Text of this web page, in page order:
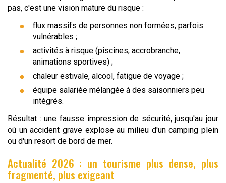
pas, c'est une vision mature du risque :
flux massifs de personnes non formées, parfois
vulnérables ;
activités à risque (piscines, accrobranche,
animations sportives) ;
chaleur estivale, alcool, fatigue de voyage ;
équipe salariée mélangée à des saisonniers peu
intégrés.
Résultat : une fausse impression de sécurité, jusqu'au jour
où un accident grave explose au milieu d'un camping plein
ou d'un resort de bord de mer.
Actualité 2026 : un tourisme plus dense, plus
fragmenté, plus exigeant